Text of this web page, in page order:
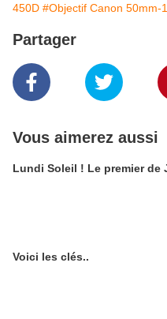
450D #Objectif Canon 50mm-
Partager
Vous aimerez aussi
Lundi Soleil ! Le premier de
Voici les clés..